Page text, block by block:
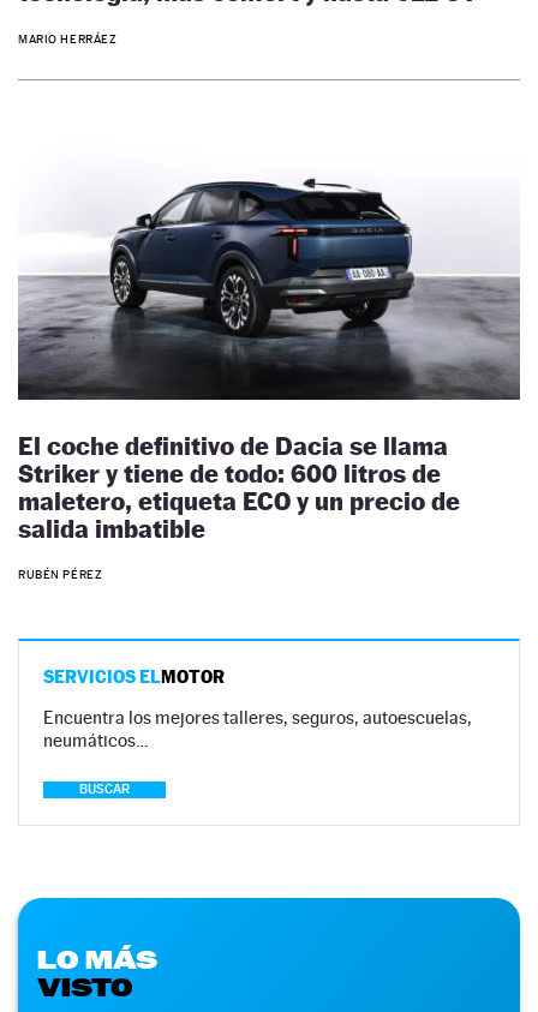
MARIO HERRÁEZ
El coche definitivo de Dacia se llama
Striker y tiene de todo: 600 litros de
maletero, etiqueta ECO y un precio de
salida imbatible
RUBÉN PÉREZ
SERVICIOS ELMOTOR
Encuentra los mejores talleres, seguros, autoescuelas,
neumáticos…
BUSCAR
LO MÁS
VISTO